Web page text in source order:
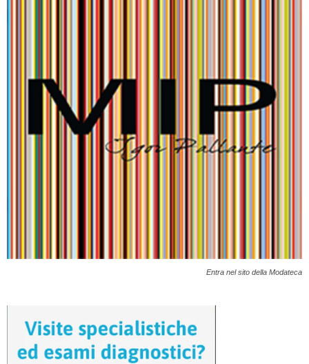
Entra nel sito della Modateca